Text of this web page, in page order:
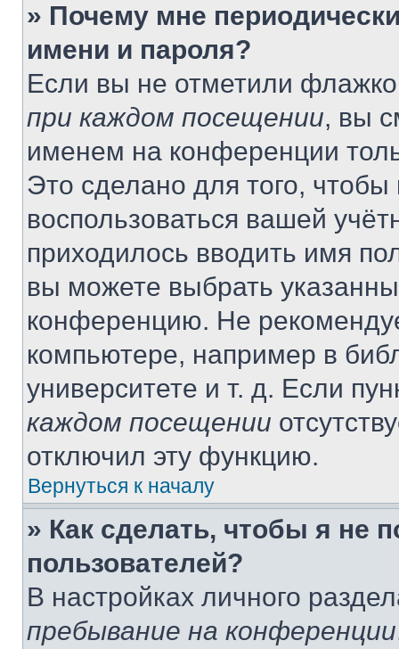
» Почему мне
имени и пароля?
Если вы не отметили
при каждом посещении, вы
именем на конференции
Это сделано для того, чтобы
воспользоваться вашей
приходилось вводить имя
вы можете выбрать
конференцию. Не
компьютере, например в
университете и т. д. Если
каждом посещении
отключил эту функцию.
Вернуться к началу
» Как сделать, чтобы я не
пользователей?
В настройках личного
пребывание на конференции